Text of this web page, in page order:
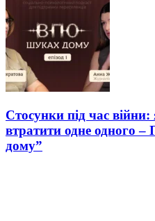
Стосунки під час війни:
втратити одне одного
дому”